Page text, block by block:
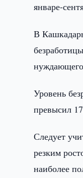
январе-
В
Уровень
превысил
Следует
резким
наиболее